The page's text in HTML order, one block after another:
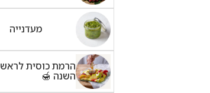
מעדנייה
הרמת כוסית לראש
השנה 🍯